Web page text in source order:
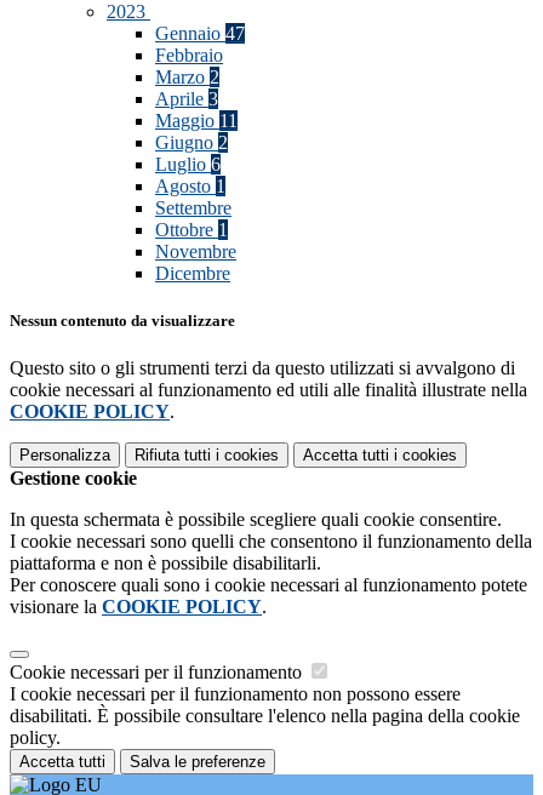
2023
Gennaio 47
Febbraio
Marzo 2
Aprile 3
Maggio 11
Giugno 2
Luglio 6
Agosto 1
Settembre
Ottobre 1
Novembre
Dicembre
Nessun contenuto da visualizzare
Questo sito o gli strumenti terzi da questo utilizzati si avvalgono di
cookie necessari al funzionamento ed utili alle finalità illustrate nella
COOKIE POLICY.
Personalizza Rifiuta tutti i cookies Accetta tutti i cookies
Gestione cookie
In questa schermata è possibile scegliere quali cookie consentire.
I cookie necessari sono quelli che consentono il funzionamento della
piattaforma e non è possibile disabilitarli.
Per conoscere quali sono i cookie necessari al funzionamento potete
visionare la COOKIE POLICY.
Cookie necessari per il funzionamento
I cookie necessari per il funzionamento non possono essere
disabilitati. È possibile consultare l'elenco nella pagina della cookie
policy.
Accetta tutti Salva le preferenze